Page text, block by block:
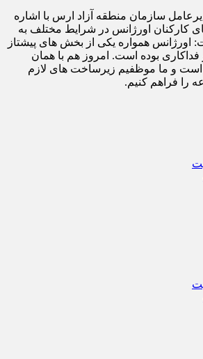
سازمان منطقه آزاد ارس با اشاره
کارکنان اورژانس در شرایط مختلف به‌
اورژانس همواره یکی از بخش‌ های پیشتاز
بوده است. امروز هم با همان
و ما موظفیم زیرساخت‌ های لازم
را فراهم کنیم.